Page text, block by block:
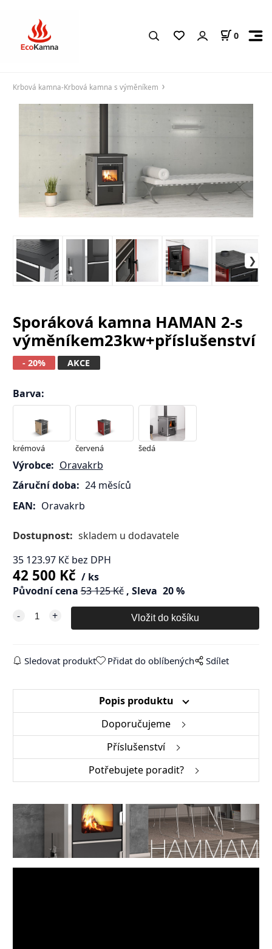
0
Krbová kamna-Krbová kamna s výměníkem
Sporáková kamna HAMAN 2-s
výměníkem23kw+příslušenství
- 20% AKCE
Barva:
krémová červená šedá
Výrobce: Oravakrb
Záruční doba: 24 měsíců
EAN: Oravakrb
Dostupnost: skladem u dodavatele
35 123.97Kč bez DPH
42 500 Kč
ks
Původní cena 53 125Kč Sleva 20%
Sledovat produkt Přidat do oblíbených Sdílet
Popis produktu
Doporučujeme
Příslušenství
Potřebujete poradit?